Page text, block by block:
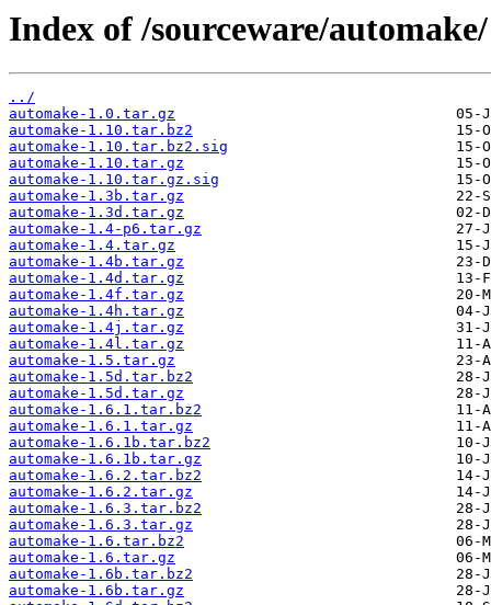
Index of /sourceware/automake/
../
automake-1.0.tar.gz
automake-1.10.tar.bz2
automake-1.10.tar.bz2.sig
automake-1.10.tar.gz
automake-1.10.tar.gz.sig
automake-1.3b.tar.gz
automake-1.3d.tar.gz
automake-1.4-p6.tar.gz
automake-1.4.tar.gz
automake-1.4b.tar.gz
automake-1.4d.tar.gz
automake-1.4f.tar.gz
automake-1.4h.tar.gz
automake-1.4j.tar.gz
automake-1.4l.tar.gz
automake-1.5.tar.gz
automake-1.5d.tar.bz2
automake-1.5d.tar.gz
automake-1.6.1.tar.bz2
automake-1.6.1.tar.gz
automake-1.6.1b.tar.bz2
automake-1.6.1b.tar.gz
automake-1.6.2.tar.bz2
automake-1.6.2.tar.gz
automake-1.6.3.tar.bz2
automake-1.6.3.tar.gz
automake-1.6.tar.bz2
automake-1.6.tar.gz
automake-1.6b.tar.bz2
automake-1.6b.tar.gz